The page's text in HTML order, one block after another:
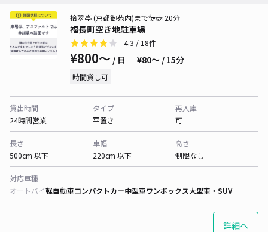
福長町空き地駐車場
拾翠亭 (京都御苑内)まで徒歩 20分
4.3 / 18件
¥800〜 / 日 ¥80〜 / 15分
時間貸し可
貸出時間
24時間営業
タイプ
平置き
再入庫
可
長さ
500cm 以下
車幅
220cm 以下
高さ
制限なし
対応車種
オートバイ軽自動車コンパクトカー中型車ワンボックス大型車・SUV
詳細へ